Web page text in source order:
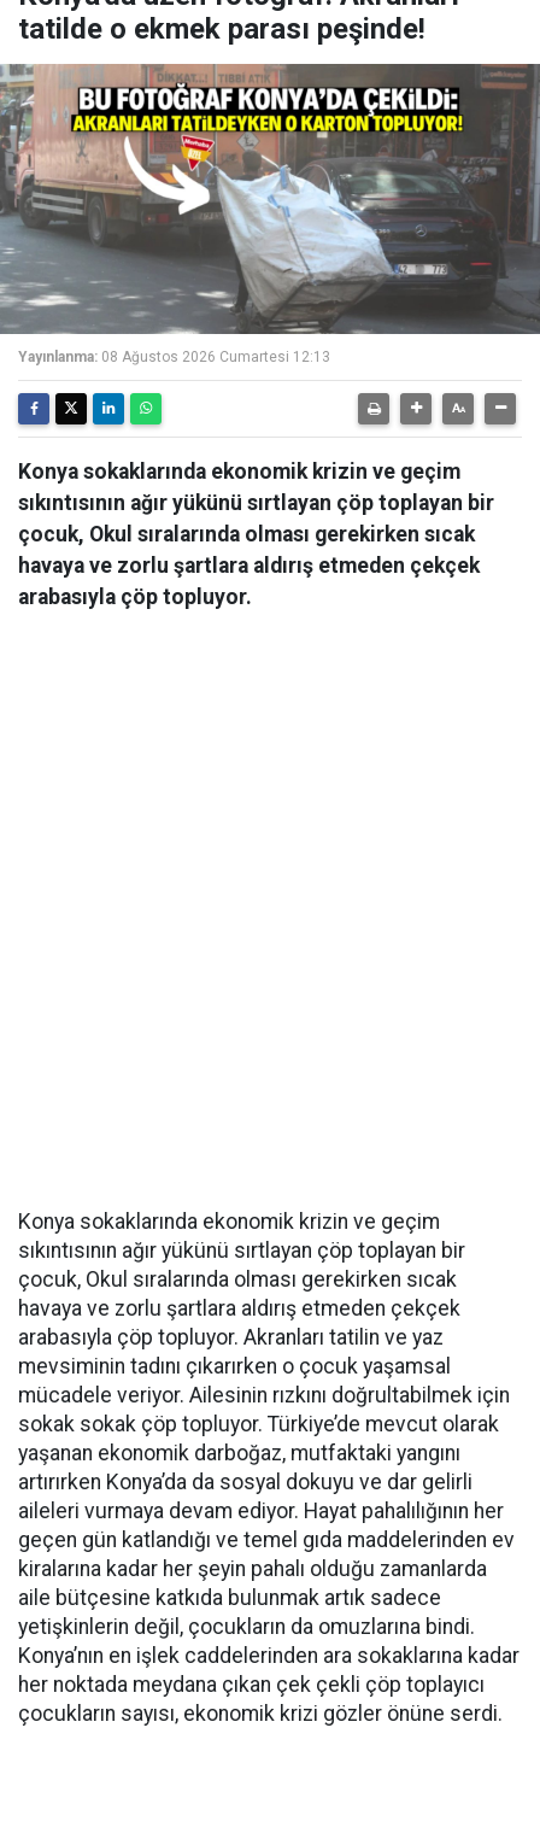
tatilde o ekmek parası peşinde!
Yayınlanma: 08 Ağustos 2026 Cumartesi 12:13
Konya sokaklarında ekonomik krizin ve geçim
sıkıntısının ağır yükünü sırtlayan çöp toplayan bir
çocuk, Okul sıralarında olması gerekirken sıcak
havaya ve zorlu şartlara aldırış etmeden çekçek
arabasıyla çöp topluyor.
Konya sokaklarında ekonomik krizin ve geçim
sıkıntısının ağır yükünü sırtlayan çöp toplayan bir
çocuk, Okul sıralarında olması gerekirken sıcak
havaya ve zorlu şartlara aldırış etmeden çekçek
arabasıyla çöp topluyor. Akranları tatilin ve yaz
mevsiminin tadını çıkarırken o çocuk yaşamsal
mücadele veriyor. Ailesinin rızkını doğrultabilmek için
sokak sokak çöp topluyor. Türkiye’de mevcut olarak
yaşanan ekonomik darboğaz, mutfaktaki yangını
artırırken Konya’da da sosyal dokuyu ve dar gelirli
aileleri vurmaya devam ediyor. Hayat pahalılığının her
geçen gün katlandığı ve temel gıda maddelerinden ev
kiralarına kadar her şeyin pahalı olduğu zamanlarda
aile bütçesine katkıda bulunmak artık sadece
yetişkinlerin değil, çocukların da omuzlarına bindi.
Konya’nın en işlek caddelerinden ara sokaklarına kadar
her noktada meydana çıkan çek çekli çöp toplayıcı
çocukların sayısı, ekonomik krizi gözler önüne serdi.